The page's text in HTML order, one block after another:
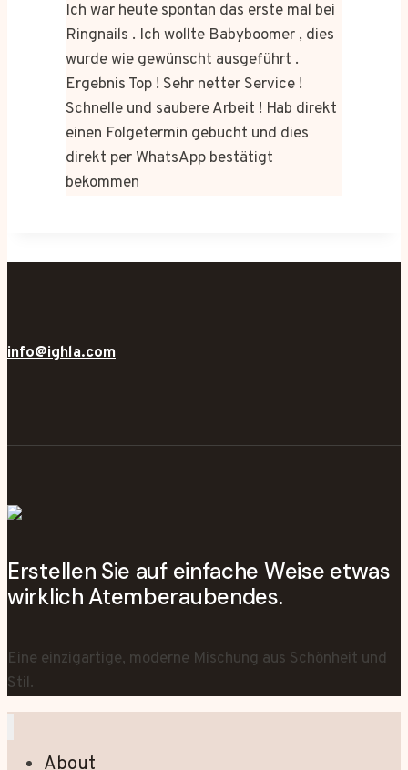
Ich war heute spontan das erste mal bei
Ringnails . Ich wollte Babyboomer , dies
wurde wie gewünscht ausgeführt .
Ergebnis Top ! Sehr netter Service !
Schnelle und saubere Arbeit ! Hab direkt
einen Folgetermin gebucht und dies
direkt per WhatsApp bestätigt
bekommen
info@ighla.com
Erstellen Sie auf einfache Weise etwas
wirklich Atemberaubendes.
Eine einzigartige, moderne Mischung aus Schönheit und
Stil.
About